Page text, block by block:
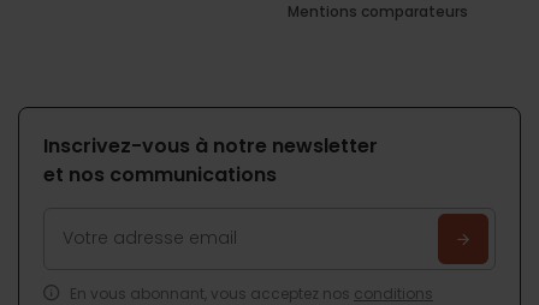
Mentions comparateurs
Inscrivez-vous à notre newsletter
et nos communications
En vous abonnant, vous acceptez nos conditions